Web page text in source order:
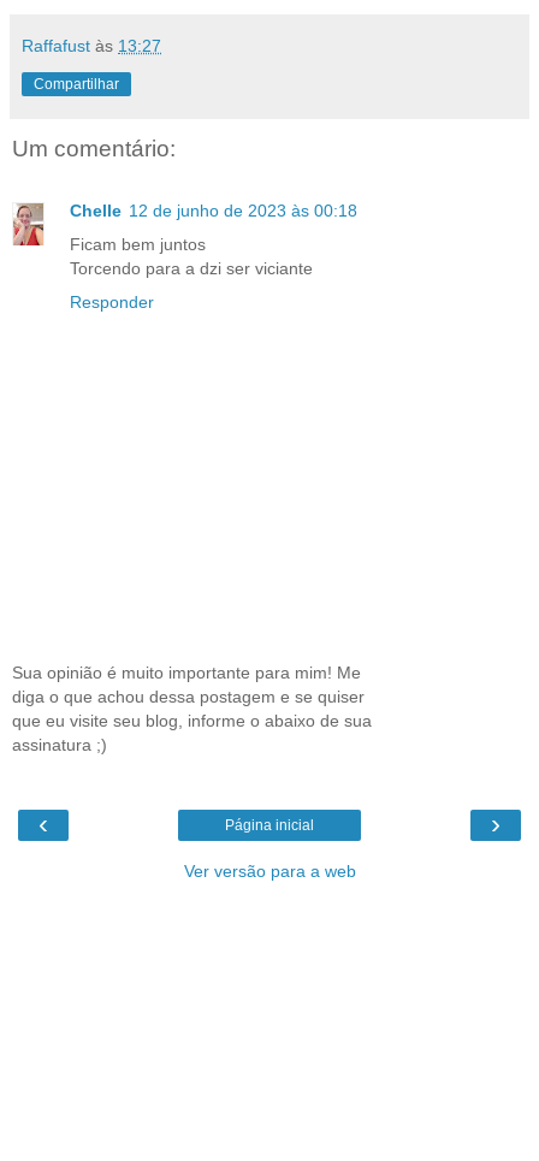
Raffafust às 13:27
Compartilhar
Um comentário:
Chelle 12 de junho de 2023 às 00:18
Ficam bem juntos
Torcendo para a dzi ser viciante
Responder
Sua opinião é muito importante para mim! Me
diga o que achou dessa postagem e se quiser
que eu visite seu blog, informe o abaixo de sua
assinatura ;)
‹ ›
Página inicial
Ver versão para a web